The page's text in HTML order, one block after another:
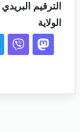
الترقيم البريدي
الولاية